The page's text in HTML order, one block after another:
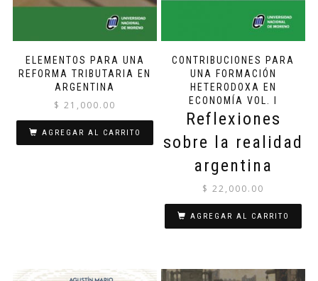
ELEMENTOS PARA UNA
REFORMA TRIBUTARIA EN
ARGENTINA
$ 21,000.00
AGREGAR AL CARRITO
CONTRIBUCIONES PARA
UNA FORMACIÓN
HETERODOXA EN
ECONOMÍA VOL. I
Reflexiones
sobre la realidad
argentina
$ 22,000.00
AGREGAR AL CARRITO